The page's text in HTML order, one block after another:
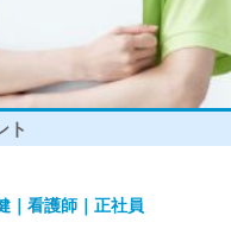
ト
｜看護師｜正社員